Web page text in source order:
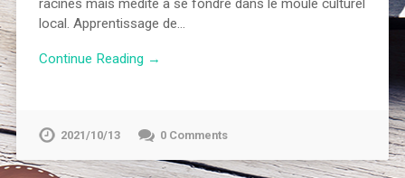
racines mais médite à se fondre dans le moule culturel
local. Apprentissage de…
Continue Reading →
2021/10/13 0 Comments